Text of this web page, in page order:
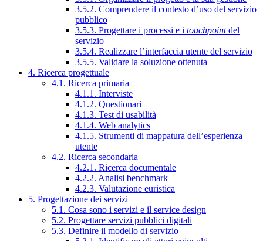
3.5.2. Comprendere il contesto d’uso del servizio
pubblico
3.5.3. Progettare i processi e i touchpointdel
servizio
3.5.4. Realizzare l’interfaccia utente del servizio
3.5.5. Validare la soluzione ottenuta
4. Ricerca progettuale
4.1. Ricerca primaria
4.1.1. Interviste
4.1.2. Questionari
4.1.3. Test di usabilità
4.1.4. Web analytics
4.1.5. Strumenti di mappatura dell’esperienza
utente
4.2. Ricerca secondaria
4.2.1. Ricerca documentale
4.2.2. Analisi benchmark
4.2.3. Valutazione euristica
5. Progettazione dei servizi
5.1. Cosa sono i servizi e il service design
5.2. Progettare servizi pubblici digitali
5.3. Definire il modello di servizio